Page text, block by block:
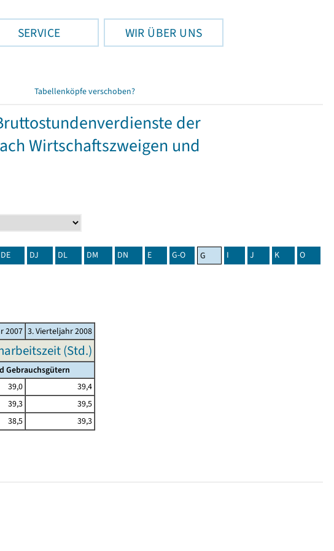
SERVICE WIR ÜBER UNS
Tabellenköpfe verschoben?
der
Wirtschaftszweigen und
DE DJ DL DM DN E G-O G I J K O
2007 3. Vierteljahr 2008
(Std.)
Gebrauchsgütern
39,0
39,4
39,3
39,5
38,5 39,3